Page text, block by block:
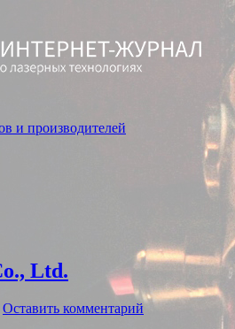
и производителей
Ltd.
Оставить комментарий